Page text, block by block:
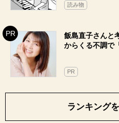
読み物
飯島直子さんと
からくる不調で
PR
ランキング